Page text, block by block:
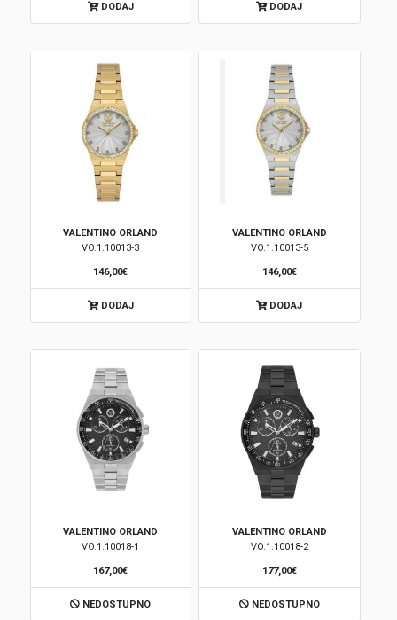
DODAJ DODAJ
VALENTINO ORLAND
VO.1.10013-3
146,00€
DODAJ
VALENTINO ORLAND
VO.1.10013-5
146,00€
DODAJ
VALENTINO ORLAND
VO.1.10018-1
167,00€
NEDOSTUPNO
VALENTINO ORLAND
VO.1.10018-2
177,00€
NEDOSTUPNO